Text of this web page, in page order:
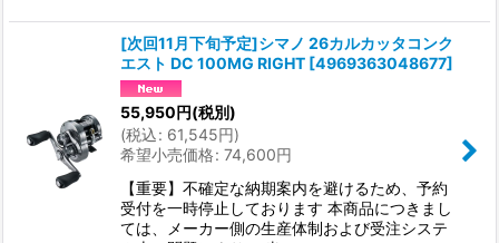
[次回11月下旬予定]シマノ 26カルカッタコンク
エスト DC 100MG RIGHT [4969363048677]
55,950円(税別)
(税込: 61,545円)
希望小売価格: 74,600円
【重要】不確定な納期案内を避けるため、予約
受付を一時停止しております 本商品につきまし
ては、メーカー側の生産体制および受注システ